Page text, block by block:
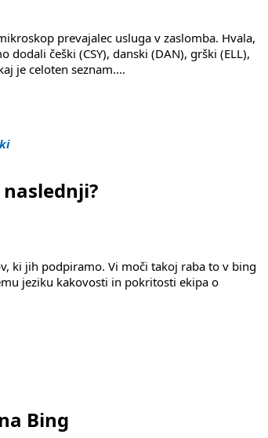
prevajalec usluga v zaslomba. Hvala,
češki (CSY), danski (DAN), grški (ELL),
je celoten seznam....
najnovejše javnost!"
ki jih podpiramo. Vi moči takoj raba to v bing
jeziku kakovosti in pokritosti ekipa o
Bing